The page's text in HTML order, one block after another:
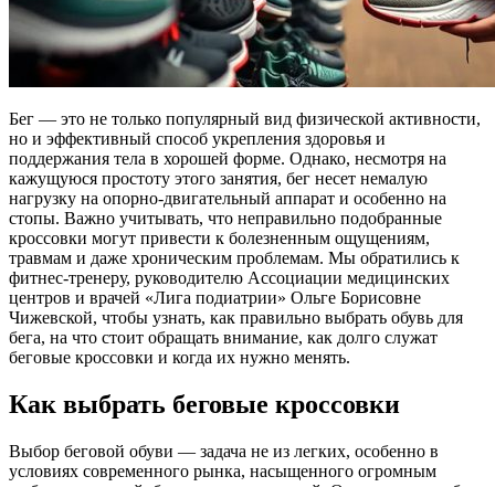
Бег — это не только популярный вид физической активности,
но и эффективный способ укрепления здоровья и
поддержания тела в хорошей форме. Однако, несмотря на
кажущуюся простоту этого занятия, бег несет немалую
нагрузку на опорно-двигательный аппарат и особенно на
стопы. Важно учитывать, что неправильно подобранные
кроссовки могут привести к болезненным ощущениям,
травмам и даже хроническим проблемам. Мы обратились к
фитнес-тренеру, руководителю Ассоциации медицинских
центров и врачей «Лига подиатрии» Ольге Борисовне
Чижевской, чтобы узнать, как правильно выбрать обувь для
бега, на что стоит обращать внимание, как долго служат
беговые кроссовки и когда их нужно менять.
Как выбрать беговые кроссовки
Выбор беговой обуви — задача не из легких, особенно в
условиях современного рынка, насыщенного огромным